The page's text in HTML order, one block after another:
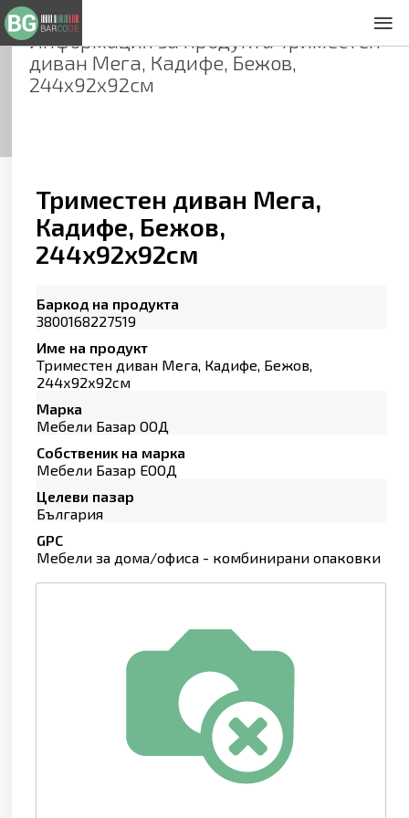
Информация за продуктаТриместен
диван Мега, Кадифе, Бежов,
244х92х92см
Триместен диван Мега,
Кадифе, Бежов,
244х92х92см
Баркод на продукта
3800168227519
Име на продукт
Триместен диван Мега, Кадифе, Бежов,
244х92х92см
Марка
Мебели Базар ООД
Собственик на марка
Мебели Базар ЕООД
Целеви пазар
България
GPC
Мебели за дома/офиса - комбинирани опаковки
Общи условия
Декларация за проверителност